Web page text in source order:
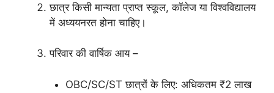
छात्र किसी मान्यता प्राप्त स्कूल, कॉलेज या विश्वविद्यालय
में अध्ययनरत होना चाहिए।
परिवार की वार्षिक आय –
OBC/SC/ST छात्रों के लिए: अधिकतम ₹2 लाख